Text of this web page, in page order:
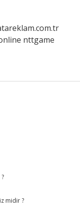
nttgame
midir ?